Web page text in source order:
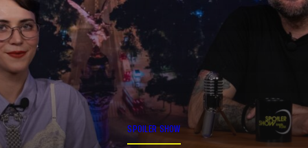
SPOILER SHOW